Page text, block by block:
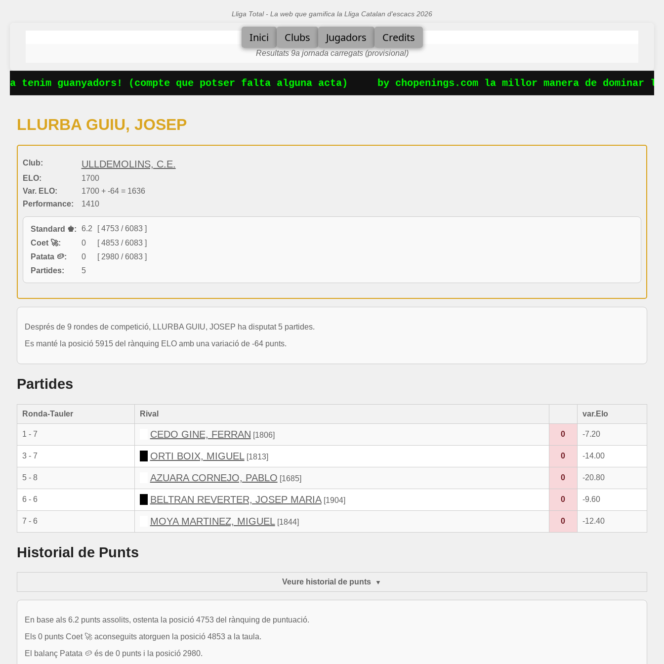
Lliga Total - La web que gamifica la Lliga Catalan d'escacs 2026
Inici Clubs Jugadors Credits
Resultats 9a jornada carregats (provisional)
tenim guanyadors! (compte que potser falta alguna acta) by chopenings.com la millor manera de dominar
LLURBA GUIU, JOSEP
Club: ULLDEMOLINS, C.E.
ELO:
1700
Var. ELO:
1700 + -64 = 1636
Performance:
1410
Standard ♚: 6.2
[ 4753 / 6083 ]
Coet 🚀:
0
[ 4853 / 6083 ]
Patata 🥔:
0
[ 2980 / 6083 ]
Partides:
5
Després de 9 rondes de competició, LLURBA GUIU, JOSEP ha disputat 5 partides.
Es manté la posició 5915 del rànquing ELO amb una variació de -64 punts.
Partides
Ronda-Tauler Rival var.Elo
1 - 7 CEDO GINE, FERRAN [1806] 0 -7.20
3 - 7 ORTI BOIX, MIGUEL[1813] 0 -14.00
5 - 8 AZUARA CORNEJO, PABLO [1685] 0 -20.80
6 - 6 BELTRAN REVERTER, JOSEP MARIA[1904] 0 -9.60
7 - 6 MOYA MARTINEZ, MIGUEL[1844] 0 -12.40
Historial de Punts
Veure historial de punts
En base als 6.2 punts assolits, ostenta la posició 4753 del rànquing de puntuació.
Els 0 punts Coet 🚀 aconseguits atorguen la posició 4853 a la taula.
El balanç Patata 🥔 és de 0 punts i la posició 2980.